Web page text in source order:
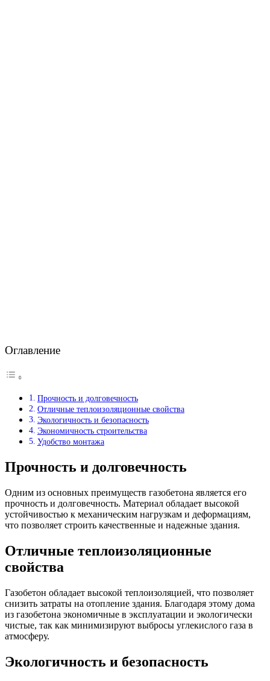
Оглавление
Прочность и долговечность
Отличные теплоизоляционные свойства
Экологичность и безопасность
Экономичность строительства
Удобство монтажа
Прочность и долговечность
Одним из основных преимуществ газобетона является его
прочность и долговечность. Материал обладает высокой
устойчивостью к механическим нагрузкам и деформациям,
что позволяет строить качественные и надежные здания.
Отличные теплоизоляционные
свойства
Газобетон обладает высокой теплоизоляцией, что позволяет
снизить затраты на отопление здания. Благодаря этому дома
из газобетона экономичные в эксплуатации и экологически
чистые, так как минимизируют выбросы углекислого газа в
атмосферу.
Экологичность и безопасность